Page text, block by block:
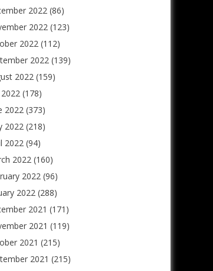
2022(86)
2022(123)
2022(112)
2022(139)
2022(159)
2022(178)
2022(373)
2022(218)
2022(94)
2022(160)
2022(96)
2022(288)
2021 (171)
2021 (119)
2021 (215)
2021 (215)